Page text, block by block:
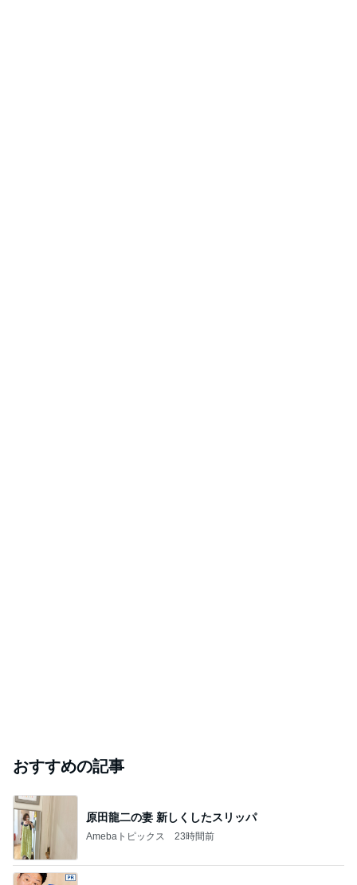
おすすめの記事
原田龍二の妻 新しくしたスリッパ
Amebaトピックス 23時間前